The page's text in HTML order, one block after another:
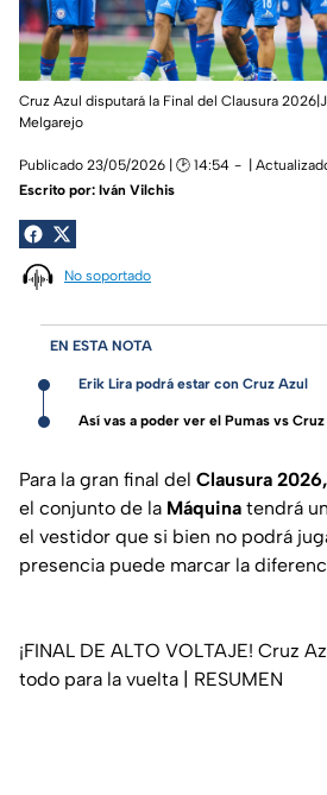
Cruz Azul disputará la Final del Clausura
Melgarejo
Publicado 23/05/2026 | 🕑 14:54 |
Escrito por: Iván Vilchis
No soportado
EN ESTA NOTA
Erik Lira podrá estar con Cruz Azul
Así vas a poder ver el Pumas vs
Para la gran final del Clausura
el conjunto de la Máquina tendrá
el vestidor que si bien no podrá
presencia puede marcar la
¡FINAL DE ALTO VOLTAJE! Cruz
todo para la vuelta | RESUMEN